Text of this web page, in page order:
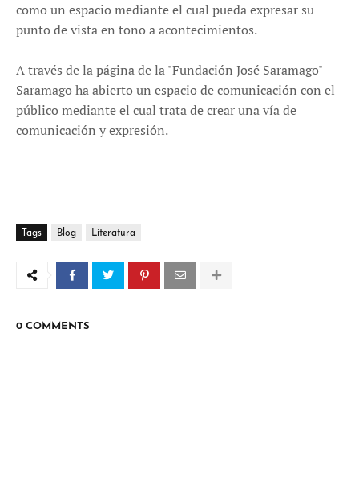
como un espacio mediante el cual pueda expresar su
punto de vista en tono a acontecimientos.
A través de la página de la "Fundación José Saramago"
Saramago ha abierto un espacio de comunicación con el
público mediante el cual trata de crear una vía de
comunicación y expresión.
Tags Blog Literatura
0 COMMENTS